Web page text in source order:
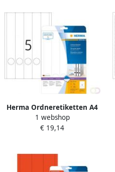
Herma Ordneretiketten A4
38 x 297 mm wit
ondoorzichtig permanent
1 webshop
€ 19,14